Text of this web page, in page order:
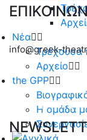
Νέα
Τρέχουσα
Αρχείο
the GPP
Η ομάδα
info@greek-